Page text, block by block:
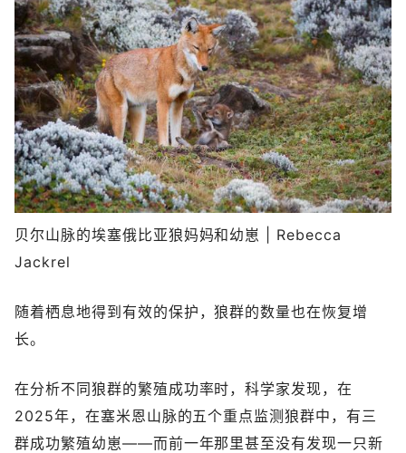
贝尔山脉的埃塞俄比亚狼妈妈和幼崽 | Rebecca
Jackrel
随着栖息地得到有效的保护，狼群的数量也在恢复增
长。
在分析不同狼群的繁殖成功率时，科学家发现，在
2025年，在塞米恩山脉的五个重点监测狼群中，有三
群成功繁殖幼崽——而前一年那里甚至没有发现一只新